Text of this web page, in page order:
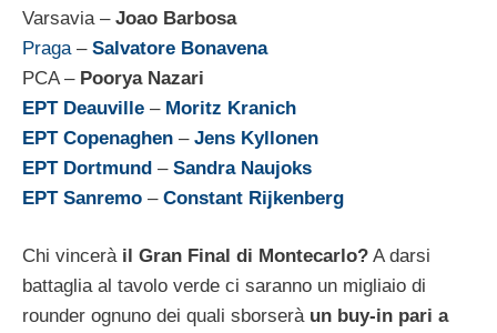
Varsavia – Joao Barbosa
Praga – Salvatore Bonavena
PCA – Poorya Nazari
EPT Deauville – Moritz Kranich
EPT Copenaghen – Jens Kyllonen
EPT Dortmund – Sandra Naujoks
EPT Sanremo – Constant Rijkenberg
Chi vinceràil Gran Final di Montecarlo? A darsi
battaglia al tavolo verde ci saranno un migliaio di
rounder ognuno dei quali sborserà un buy-in pari a